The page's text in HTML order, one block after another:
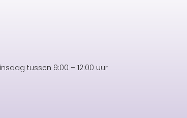
tussen 9:00 – 12:00 uur